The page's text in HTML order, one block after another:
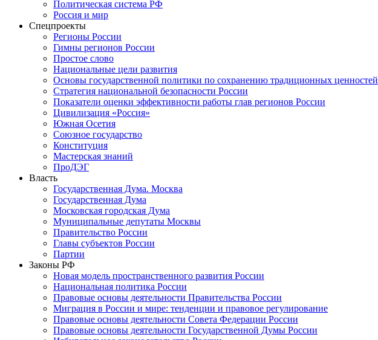
Политическая система РФ
Россия и мир
Спецпроекты
Регионы России
Гимны регионов России
Простое слово
Национальные цели развития
Основы государственной политики по сохранению традиционных ценностей
Стратегия национальной безопасности России
Показатели оценки эффективности работы глав регионов России
Цивилизация «Россия»
Южная Осетия
Союзное государство
Конституция
Мастерская знаний
ПроДЭГ
Власть
Государственная Дума. Москва
Государственная Дума
Московская городская Дума
Муниципальные депутаты Москвы
Правительство России
Главы субъектов России
Партии
Законы РФ
Новая модель пространственного развития России
Национальная политика России
Правовые основы деятельности Правительства России
Миграция в России и мире: тенденции и правовое регулирование
Правовые основы деятельности Совета Федерации России
Правовые основы деятельности Государственной Думы России